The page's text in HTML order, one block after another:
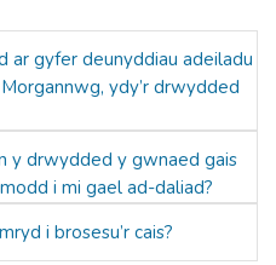
ar gyfer deunyddiau adeiladu
ydy’r drwydded
y drwydded y gwnaed gais
i mi gael ad-daliad?
i brosesu’r cais?